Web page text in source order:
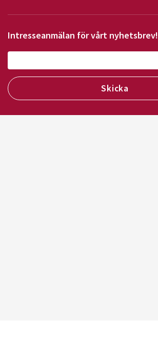
Intresseanmälan för vårt nyhetsbrev!